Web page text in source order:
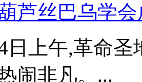
芦丝巴乌学
日上午,革命
闹非凡。...